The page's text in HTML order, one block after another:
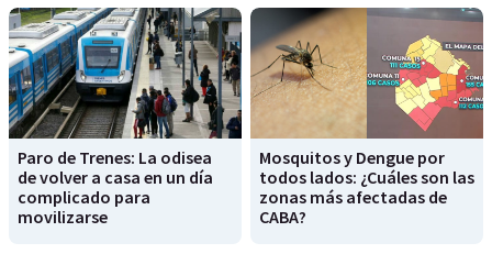
Paro de Trenes: La odisea
de volver a casa en un día
complicado para
movilizarse
Mosquitos y Dengue por
todos lados: ¿Cuáles son las
zonas más afectadas de
CABA?